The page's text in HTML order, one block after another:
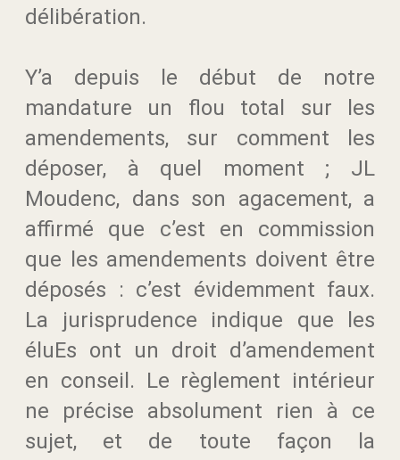
délibération.
Y’a depuis le début de notre
mandature un flou total sur les
amendements, sur comment les
déposer, à quel moment ; JL
Moudenc, dans son agacement, a
affirmé que c’est en commission
que les amendements doivent être
déposés : c’est évidemment faux.
La jurisprudence indique que les
éluEs ont un droit d’amendement
en conseil. Le règlement intérieur
ne précise absolument rien à ce
sujet, et de toute façon la